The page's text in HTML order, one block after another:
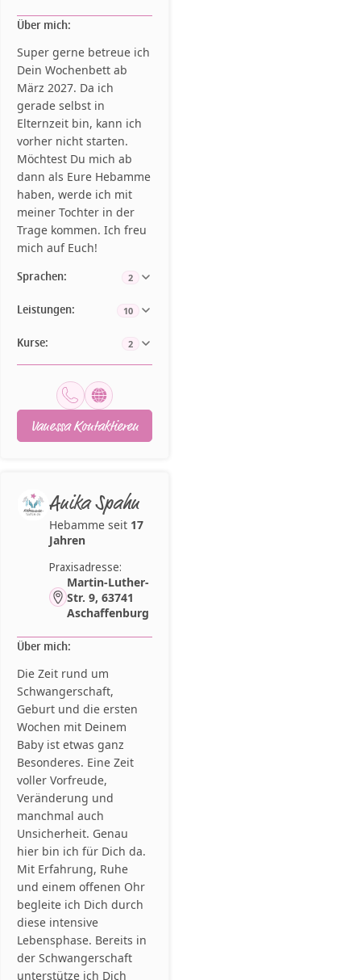
Über mich:
Super gerne betreue ich
Dein Wochenbett ab
März 2027. Da ich
gerade selbst in
Elternzeit bin, kann ich
vorher nicht starten.
Möchtest Du mich ab
dann als Eure Hebamme
haben, werde ich mit
meiner Tochter in der
Trage kommen. Ich freu
mich auf Euch!
Sprachen: 2
Leistungen: 10
Kurse: 2
Vanessa Kontaktieren
Anika Spahn
Hebamme seit 17
Jahren
Praxisadresse:
Martin-Luther-
Str. 9, 63741
Aschaffenburg
Über mich:
Die Zeit rund um
Schwangerschaft,
Geburt und die ersten
Wochen mit Deinem
Baby ist etwas ganz
Besonderes. Eine Zeit
voller Vorfreude,
Veränderung und
manchmal auch
Unsicherheit. Genau
hier bin ich für Dich da.
Mit Erfahrung, Ruhe
und einem offenen Ohr
begleite ich Dich durch
diese intensive
Lebensphase. Bereits in
der Schwangerschaft
unterstütze ich Dich